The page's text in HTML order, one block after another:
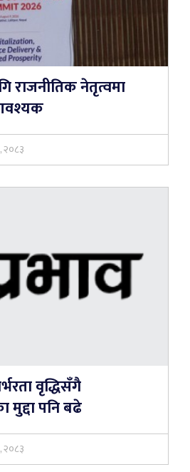
राजनीतिक नेतृत्वमा
२०८३
वृद्धिसँगै
मुद्दा पनि बढे
२०८३